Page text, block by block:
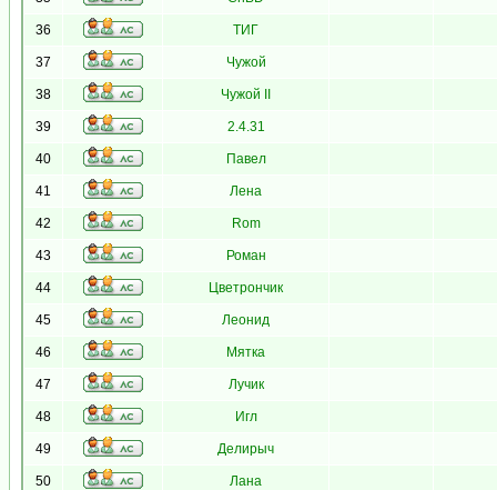
36 ТИГ
37 Чужой
38 Чужой II
39 2.4.31
40 Павел
41 Лена
42 Rom
43 Роман
44 Цветрончик
45 Леонид
46 Мятка
47 Лучик
48 Игл
49 Делирыч
50 Лана